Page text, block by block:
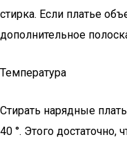
стирка. Если платье
дополнительное
Температура
Стирать нарядные
40 °. Этого